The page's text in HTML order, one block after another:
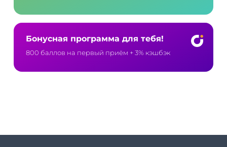
Бонусная программа для тебя!
800 баллов на первый приём + 3% кэшбэк